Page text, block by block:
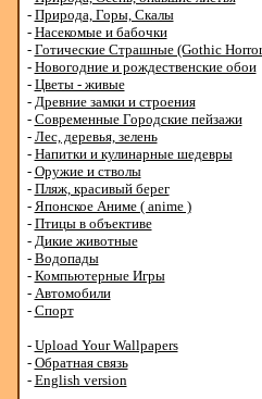
- Природа, Горы, Скалы
- Насекомые и бабочки
- Готические Страшные (Gothic
- Новогодние и рождественские обои
- Цветы - живые
- Древние замки и строения
- Современные Городские пейзажи
- Лес, деревья, зелень
- Напитки и кулинарные шедевры
- Оружие и стволы
- Пляж, красивый берег
- Японское Аниме ( anime )
- Птицы в объективе
- Дикие животные
- Водопады
- Компьютерные Игры
- Автомобили
- Спорт
- Upload Your Wallpapers
- Обратная связь
- English version